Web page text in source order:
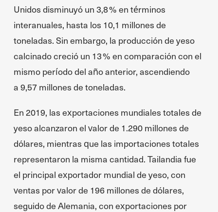
Unidos disminuyó un 3,8 % en términos
interanuales, hasta los 10,1 millones de
toneladas. Sin embargo, la producción de yeso
calcinado creció un 13 % en comparación con el
mismo período del año anterior, ascendiendo
a 9,57 millones de toneladas.
En 2019, las exportaciones mundiales totales de
yeso alcanzaron el valor de 1.290 millones de
dólares, mientras que las importaciones totales
representaron la misma cantidad. Tailandia fue
el principal exportador mundial de yeso, con
ventas por valor de 196 millones de dólares,
seguido de Alemania, con exportaciones por